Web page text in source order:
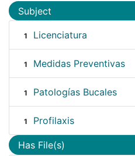
Subject
1 Licenciatura
1 Medidas Preventivas
1 Patologías Bucales
1 Profilaxis
Has File(s)